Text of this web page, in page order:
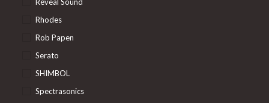
Rhodes
Rob Papen
Serato
SHIMBOL
Spectrasonics